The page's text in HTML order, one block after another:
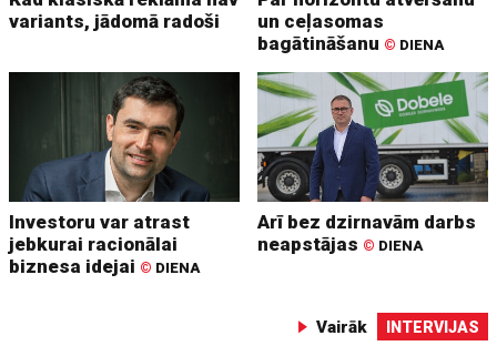
variants, jādomā radoši
un ceļasomas
bagātināšanu © DIENA
Investoru var atrast
jebkurai racionālai
biznesa idejai © DIENA
Arī bez dzirnavām darbs
neapstājas © DIENA
Vairāk INTERVIJAS